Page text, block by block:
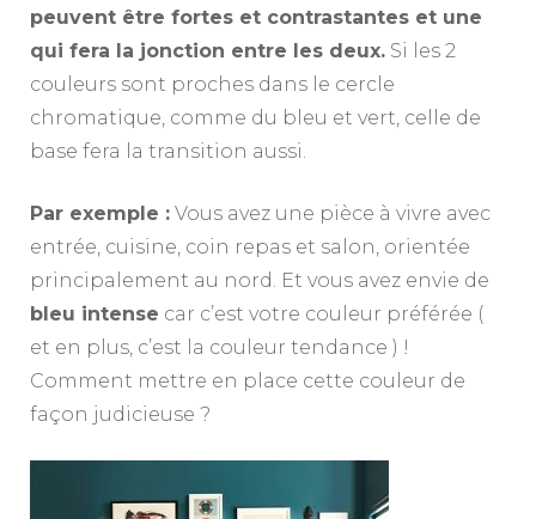
peuvent être fortes et contrastantes et une
qui fera la jonction entre les deux. Si les 2
couleurs sont proches dans le cercle
chromatique, comme du bleu et vert, celle de
base fera la transition aussi.
Par exemple : Vous avez une pièce à vivre avec
entrée, cuisine, coin repas et salon, orientée
principalement au nord. Et vous avez envie de
bleu intense car c’est votre couleur préférée (
et en plus, c’est la couleur tendance ) !
Comment mettre en place cette couleur de
façon judicieuse ?